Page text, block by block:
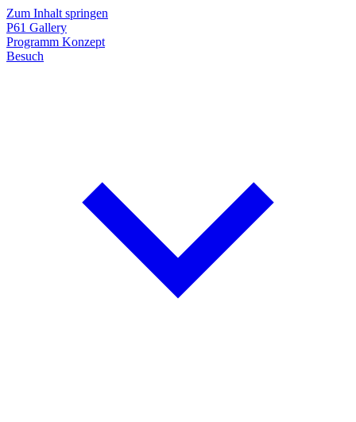
Zum Inhalt springen
P61 Gallery
Programm Konzept
Besuch